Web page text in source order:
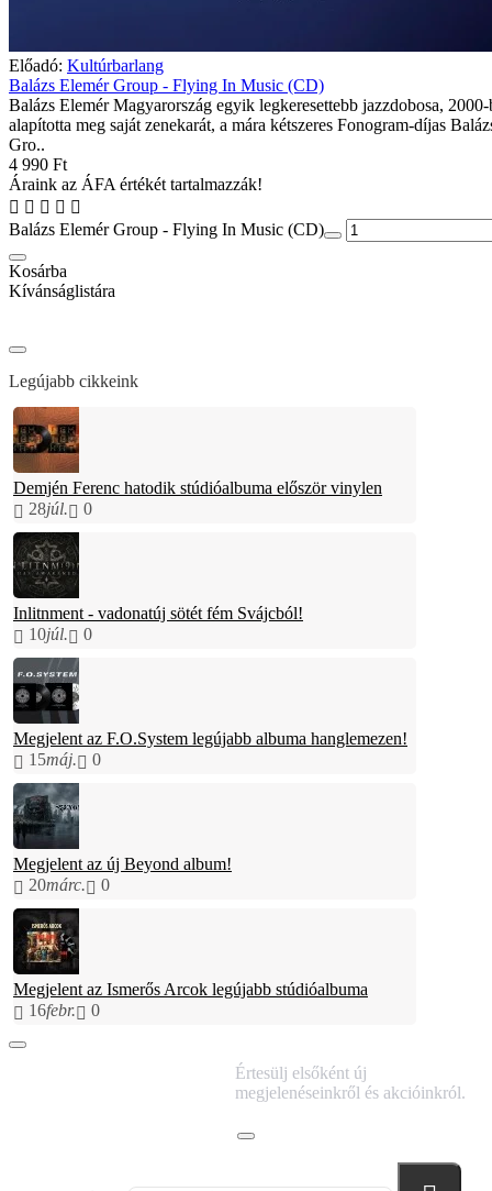
Előadó: Kultúrbarlang
Balázs Elemér Group - Flying In Music (CD)
Balázs Elemér Magyarország egyik legkeresettebb jazzdobosa, 2000-
alapította meg saját zenekarát, a mára kétszeres Fonogram-díjas
Gro..
4 990 Ft
Áraink az ÁFA értékét tartalmazzák!
Balázs Elemér Group - Flying In Music (CD)
Kosárba
Kívánságlistára
Legújabb cikkeink
Demjén Ferenc hatodik stúdióalbuma először vinylen
28júl. 0
Inlitnment - vadonatúj sötét fém Svájcból!
10júl. 0
Megjelent az F.O.System legújabb albuma hanglemezen!
15máj. 0
Megjelent az új Beyond album!
20márc. 0
Megjelent az Ismerős Arcok legújabb stúdióalbuma
16febr. 0
Értesülj elsőként új
megjelenéseinkről és akcióinkról.